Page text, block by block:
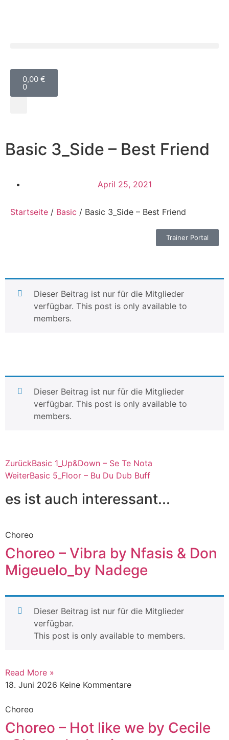
0,00 €
0
Basic 3_Side – Best Friend
April 25, 2021
Startseite / Basic / Basic 3_Side – Best Friend
Trainer Portal
Dieser Beitrag ist nur für die Mitglieder
verfügbar. This post is only available to
members.
Dieser Beitrag ist nur für die Mitglieder
verfügbar. This post is only available to
members.
ZurückBasic 1_Up&Down – Se Te Nota
WeiterBasic 5_Floor – Bu Du Dub Buff
es ist auch interessant...
Choreo
Choreo – Vibra by Nfasis & Don
Migeuelo_by Nadege
Dieser Beitrag ist nur für die Mitglieder
verfügbar.
This post is only available to members.
Read More »
18. Juni 2026 Keine Kommentare
Choreo
Choreo – Hot like we by Cecile